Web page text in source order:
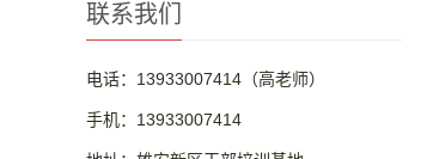
联系我们
电话：13933007414（高老师）
手机：13933007414